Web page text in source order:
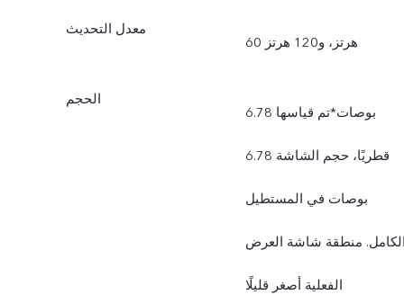
معدل التحديث
60 هرتز، و120 هرتز
الحجم
6.78 بوصات*تم قياسها
قطريًا، حجم الشاشة 6.78
بوصات في المستطيل
منطقة شاشة العرض
الفعلية أصغر قليلًا